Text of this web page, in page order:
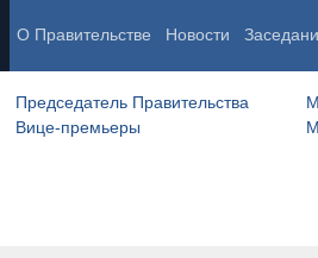
О Правительстве Новости
Председатель Правительства
Вице-премьеры